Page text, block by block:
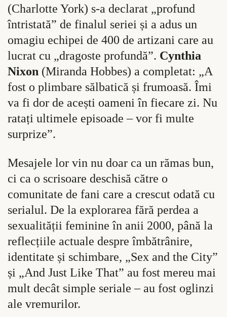
(Charlotte York) s-a declarat „profund
întristată” de finalul seriei și a adus un
omagiu echipei de 400 de artizani care au
lucrat cu „dragoste profundă”. Cynthia
Nixon (Miranda Hobbes) a completat: „A
fost o plimbare sălbatică și frumoasă. Îmi
va fi dor de acești oameni în fiecare zi. Nu
ratați ultimele episoade – vor fi multe
surprize”.
Mesajele lor vin nu doar ca un rămas bun,
ci ca o scrisoare deschisă către o
comunitate de fani care a crescut odată cu
serialul. De la explorarea fără perdea a
sexualității feminine în anii 2000, până la
reflecțiile actuale despre îmbătrânire,
identitate și schimbare, „Sex and the City”
și „And Just Like That” au fost mereu mai
mult decât simple seriale – au fost oglinzi
ale vremurilor.